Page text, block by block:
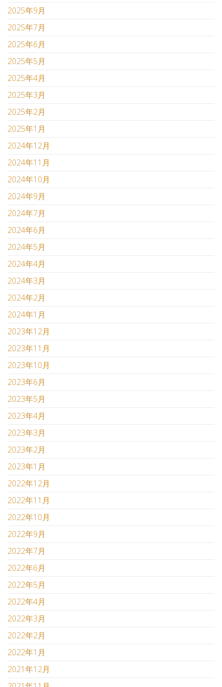
2025年9月
2025年7月
2025年6月
2025年5月
2025年4月
2025年3月
2025年2月
2025年1月
2024年12月
2024年11月
2024年10月
2024年9月
2024年7月
2024年6月
2024年5月
2024年4月
2024年3月
2024年2月
2024年1月
2023年12月
2023年11月
2023年10月
2023年6月
2023年5月
2023年4月
2023年3月
2023年2月
2023年1月
2022年12月
2022年11月
2022年10月
2022年9月
2022年7月
2022年6月
2022年5月
2022年4月
2022年3月
2022年2月
2022年1月
2021年12月